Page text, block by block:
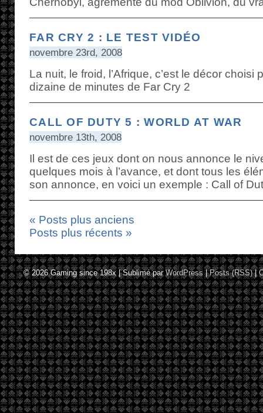
FAR CRY 2 : LE TEST VIDÉO
novembre 23rd, 2008
La nuit, le froid, l’Afrique, c’est le décor choisi
dizaine de minutes de Far Cry 2
CALL OF DUTY 5 : WORLD AT WAR
novembre 13th, 2008
Il est de ces jeux dont on nous annonce le
quelques mois à l’avance, et dont tous les
son annonce, en voici un exemple : Call of
« Posts plus anciens
Posts plus récents »
© 2026Gaming since 198x|Sublimé par WordPress |Posts (RSS)|